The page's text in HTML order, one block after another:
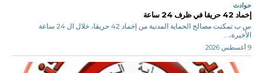
حوادث
إخماد 42 حريقا في ظرف 24 ساعة
س ب تمكنت مصالح الحماية المدنية من إخماد 42 حريقا، خلال ال 24 ساعة
الأخيرة،...
9 أغسطس 2026